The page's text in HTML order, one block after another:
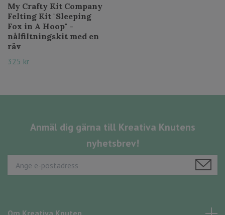
My Crafty Kit Company
Felting Kit "Sleeping
Fox in A Hoop" -
nålfiltningskit med en
räv
325 kr
Anmäl dig gärna till Kreativa Knutens
nyhetsbrev!